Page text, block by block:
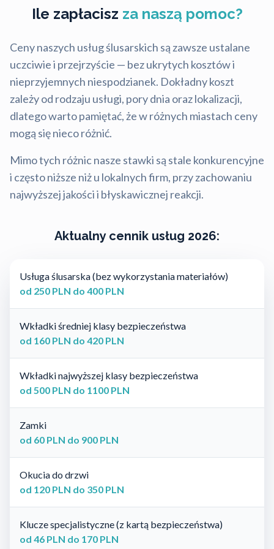
Ile zapłacisz za naszą pomoc?
Ceny naszych usług ślusarskich są zawsze ustalane
uczciwie i przejrzyście — bez ukrytych kosztów i
nieprzyjemnych niespodzianek. Dokładny koszt
zależy od rodzaju usługi, pory dnia oraz lokalizacji,
dlatego warto pamiętać, że w różnych miastach ceny
mogą się nieco różnić.
Mimo tych różnic nasze stawki są stale konkurencyjne
i często niższe niż u lokalnych firm, przy zachowaniu
najwyższej jakości i błyskawicznej reakcji.
Aktualny cennik usług 2026:
Usługa ślusarska (bez wykorzystania materiałów)
od 250 PLN do 400 PLN
Wkładki średniej klasy bezpieczeństwa
od 160 PLN do 420 PLN
Wkładki najwyższej klasy bezpieczeństwa
od 500 PLN do 1100 PLN
Zamki
od 60 PLN do 900 PLN
Okucia do drzwi
od 120 PLN do 350 PLN
Klucze specjalistyczne (z kartą bezpieczeństwa)
od 46 PLN do 170 PLN